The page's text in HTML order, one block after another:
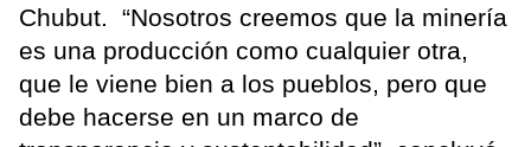
Chubut. “Nosotros creemos que la minería
es una producción como cualquier otra,
que le viene bien a los pueblos, pero que
debe hacerse en un marco de